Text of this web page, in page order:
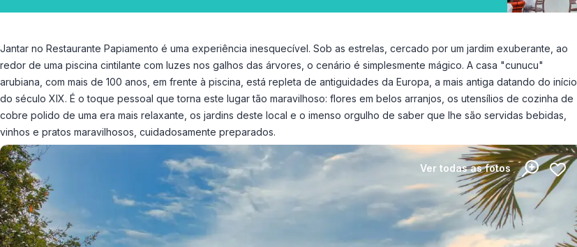
Jantar no Restaurante Papiamento é uma experiência inesquecível. Sob as estrelas, cercado por um jardim exuberante, ao
redor de uma piscina cintilante com luzes nos galhos das árvores, o cenário é simplesmente mágico. A casa "cunucu"
arubiana, com mais de 100 anos, em frente à piscina, está repleta de antiguidades da Europa, a mais antiga datando do início
do século XIX. É o toque pessoal que torna este lugar tão maravilhoso: flores em belos arranjos, os utensílios de cozinha de
cobre polido de uma era mais relaxante, os jardins deste local e o imenso orgulho de saber que lhe são servidas bebidas,
vinhos e pratos maravilhosos, cuidadosamente preparados.
Ver todas as fotos